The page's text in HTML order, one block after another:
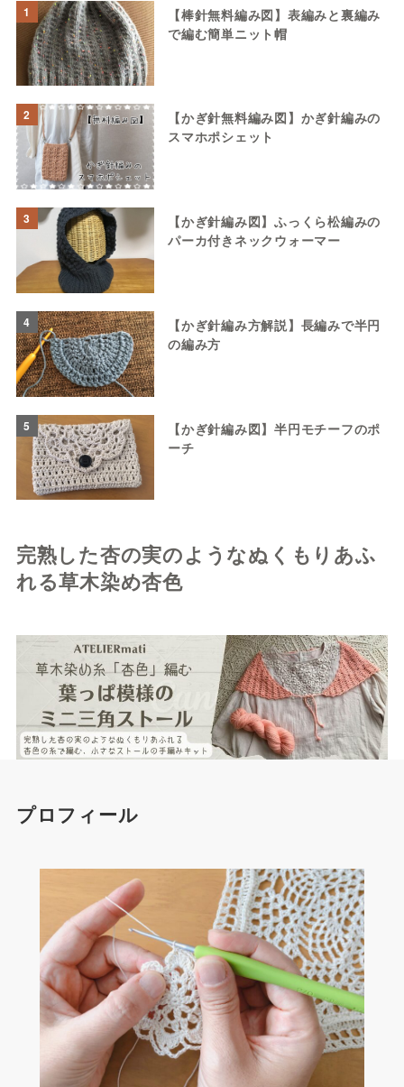
1
【棒針無料編み図】表編みと裏編み
で編む簡単ニット帽
2
【かぎ針無料編み図】かぎ針編みの
スマホポシェット
3
【かぎ針編み図】ふっくら松編みの
パーカ付きネックウォーマー
4
【かぎ針編み方解説】長編みで半円
の編み方
5
【かぎ針編み図】半円モチーフのポ
ーチ
完熟した杏の実のようなぬくもりあふ
れる草木染め杏色
プロフィール